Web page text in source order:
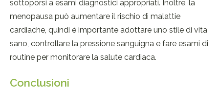
sottoporsi a esami diagnostici appropriati. Inoltre, la
menopausa può aumentare il rischio di malattie
cardiache, quindi è importante adottare uno stile di vita
sano, controllare la pressione sanguigna e fare esami di
routine per monitorare la salute cardiaca.
Conclusioni